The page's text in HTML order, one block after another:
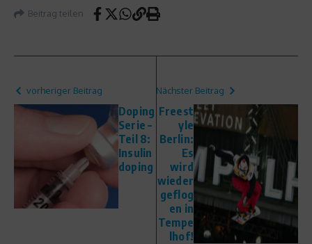
Beitrag teilen
vorheriger Beitrag
Doping
Serie –
Teil 8:
Insulin
doping
Nächster Beitrag
Freest
yle
Berlin:
Es
wird
wieder
geflog
en in
Tempe
lhof!